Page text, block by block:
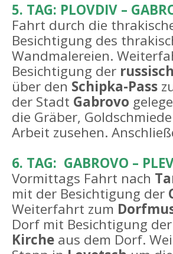
5. TAG: PLOVDIV –
Fahrt durch die
Besichtigung des
Wandmalereien.
Besichtigung der
über den Schipka-Pass
der Stadt Gabrovo
die Gräber,
Arbeit zusehen.
6. TAG: GABROVO –
Vormittags Fahrt nach
mit der Besichtigung der
Weiterfahrt zum
Dorf mit Besichtigung
Kirche aus dem Dorf.